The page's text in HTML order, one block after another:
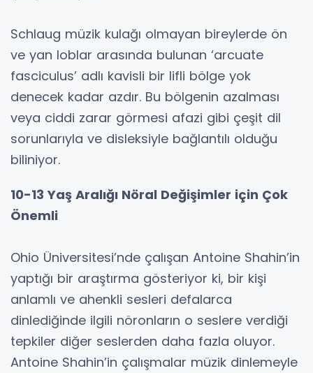
Schlaug müzik kulağı olmayan bireylerde ön
ve yan loblar arasında bulunan ‘arcuate
fasciculus’ adlı kavisli bir lifli bölge yok
denecek kadar azdır. Bu bölgenin azalması
veya ciddi zarar görmesi afazi gibi çeşit dil
sorunlarıyla ve disleksiyle bağlantılı olduğu
biliniyor.
10-13 Yaş Aralığı Nöral Değişimler için Çok
Önemli
Ohio Üniversitesi’nde çalışan Antoine Shahin’in
yaptığı bir araştırma gösteriyor ki, bir kişi
anlamlı ve ahenkli sesleri defalarca
dinlediğinde ilgili nöronların o seslere verdiği
tepkiler diğer seslerden daha fazla oluyor.
Antoine Shahin’in çalışmalar müzik dinlemeyle